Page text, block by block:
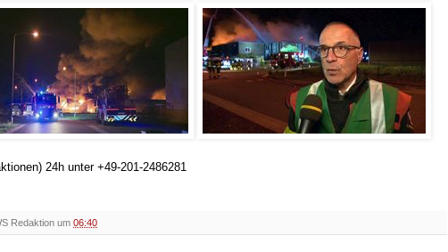
24h unter +49-201-2486281
Redaktion um 06:40